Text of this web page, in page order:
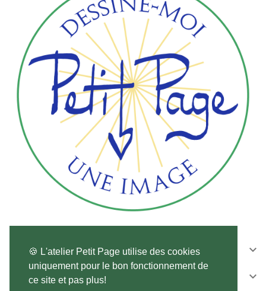
🍪 L'atelier Petit Page utilise des cookies
uniquement pour le bon fonctionnement de
ce site et pas plus!
CONTACTEZ-NOUS 
SUIVEZ-NOUS 